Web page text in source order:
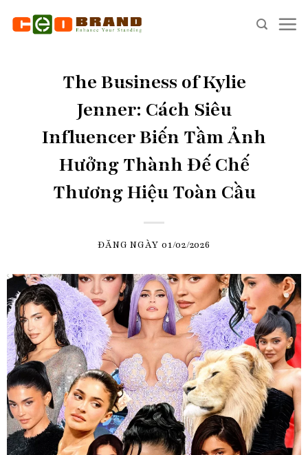
The Business of Kylie
Jenner: Cách Siêu
Influencer Biến Tầm Ảnh
Hưởng Thành Đế Chế
Thương Hiệu Toàn Cầu
ĐĂNG NGÀY 01/02/2026